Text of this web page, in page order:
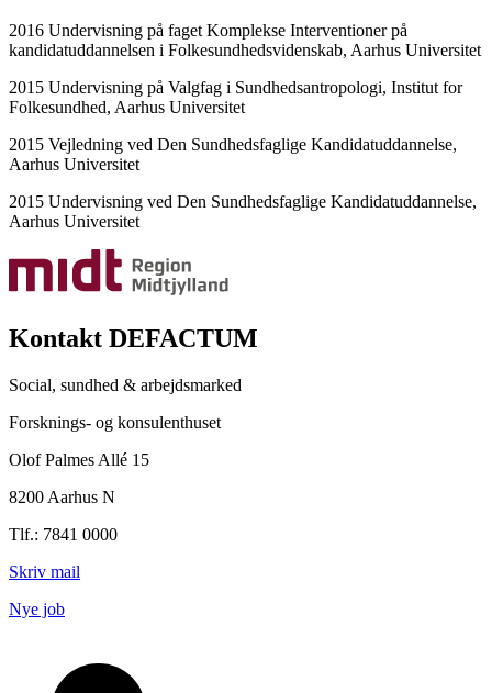
2016 Undervisning på faget Komplekse Interventioner på
kandidatuddannelsen i Folkesundhedsvidenskab, Aarhus Universitet
2015 Undervisning på Valgfag i Sundhedsantropologi, Institut for
Folkesundhed, Aarhus Universitet
2015 Vejledning ved Den Sundhedsfaglige Kandidatuddannelse,
Aarhus Universitet
2015 Undervisning ved Den Sundhedsfaglige Kandidatuddannelse,
Aarhus Universitet
Kontakt DEFACTUM
Social, sundhed & arbejdsmarked
Forsknings- og konsulenthuset
Olof Palmes Allé 15
8200 Aarhus N
Tlf.: 7841 0000
Skriv mail
Nye job